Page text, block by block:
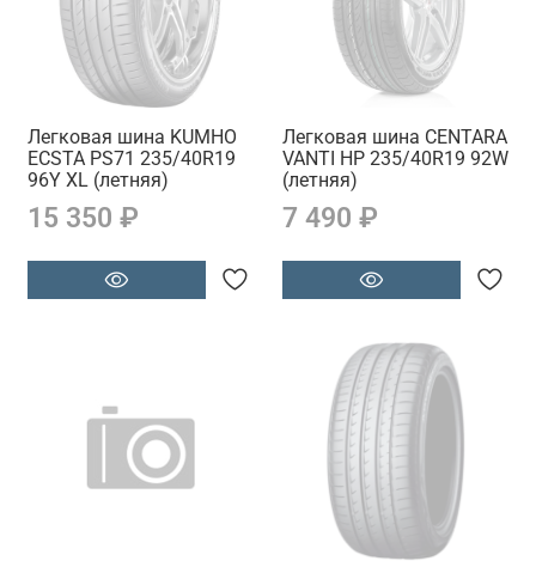
Легковая шина KUMHO
ECSTA PS71 235/40R19
96Y XL (летняя)
15 350 ₽
Легковая шина CENTARA
VANTI HP 235/40R19 92W
(летняя)
7 490 ₽